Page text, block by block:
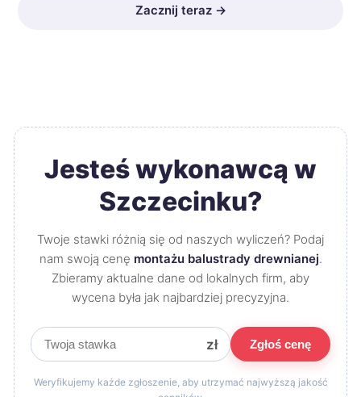
Zacznij teraz →
Jesteś wykonawcą w
Szczecinku?
Twoje stawki różnią się od naszych wyliczeń? Podaj
nam swoją cenę montażu balustrady drewnianej.
Zbieramy aktualne dane od lokalnych firm, aby
wycena była jak najbardziej precyzyjna.
zł Zgłoś cenę
Weryfikujemy każde zgłoszenie, aby utrzymać najwyższą jakość